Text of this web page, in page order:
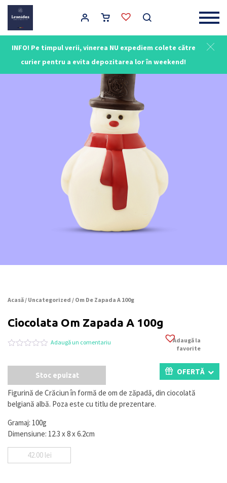
INFO! Pe timpul verii, vinerea NU expediem colete către
curier pentru a evita depozitarea lor în weekend!
Main Navigation
Acasă / Uncategorized / Om De Zapada A 100g
Ciocolata Om Zapada A 100g
5
pe
baza
a
de
la
clienți
Adaugă un comentariu
Adaugă la
favorite
Stoc epuizat OFERTĂ
Figurină de Crăciun în formă de om de zăpadă, din ciocolată
belgiană albă. Poza este cu titlu de prezentare.
Gramaj: 100g
Dimensiune: 12.3 x 8 x 6.2cm
42.00 lei